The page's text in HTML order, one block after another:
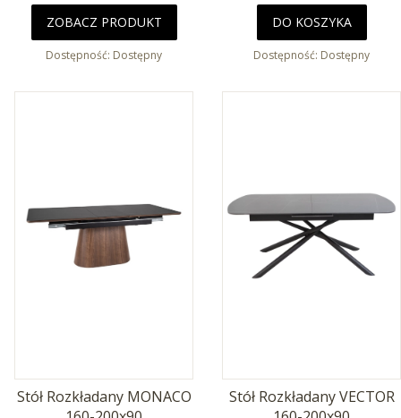
ZOBACZ PRODUKT
Dostępność: Dostępny
DO KOSZYKA
Dostępność: Dostępny
Stół Rozkładany MONACO
Stół Rozkładany VECTOR